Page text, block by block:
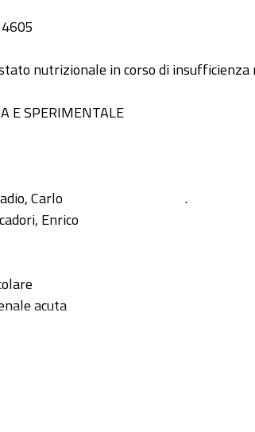
nutrizionale in corso di
E SPERIMENTALE
.
Carlo
Enrico
acuta